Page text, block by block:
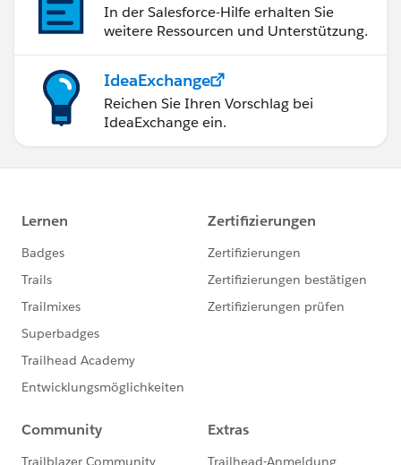
In der Salesforce-Hilfe erhalten Sie
weitere Ressourcen und Unterstützung.
IdeaExchange
Reichen Sie Ihren Vorschlag bei
IdeaExchange ein.